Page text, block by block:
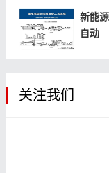
新能
自动
关注我们